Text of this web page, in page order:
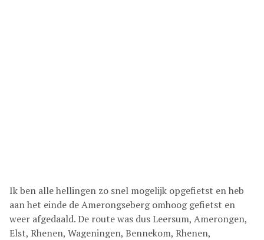
Ik ben alle hellingen zo snel mogelijk opgefietst en heb
aan het einde de Amerongseberg omhoog gefietst en
weer afgedaald. De route was dus Leersum, Amerongen,
Elst, Rhenen, Wageningen, Bennekom, Rhenen,